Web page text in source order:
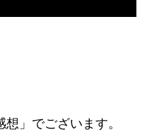
」でございます。